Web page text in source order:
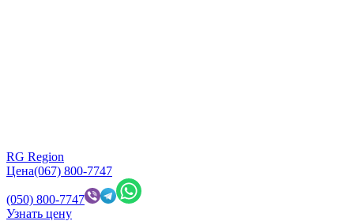
RG Region
Цена(067) 800-7747
(050) 800-7747
Узнать цену